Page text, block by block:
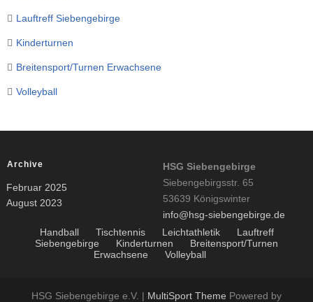
Lauftreff Siebengebirge
Kinderturnen
Breitensport/Turnen Erwachsene
Volleyball
Archive
Februar 2025
August 2023
HSG Siebengebirge
Siebengebirgsstr. 65
53639 Königswinter
info@hsg-siebengebirge.de
Handball
Tischtennis Leichtathletik
Lauftreff
Siebengebirge
Kinderturnen
Breitensport/Turnen
Erwachsene
Volleyball
HSG Siebengebirge e.V. | MultiSport Theme Powered by